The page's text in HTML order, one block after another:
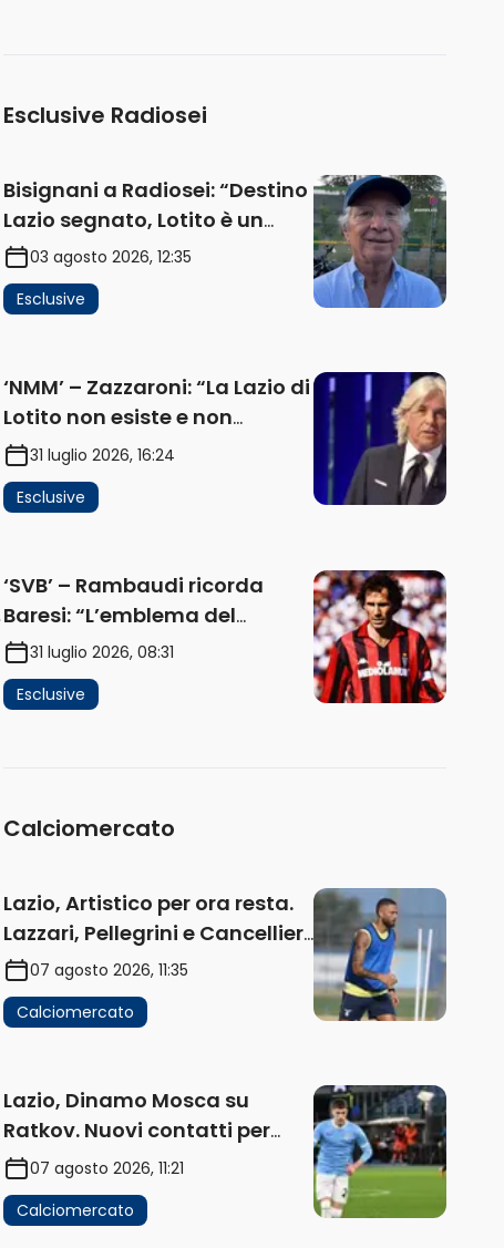
Esclusive Radiosei
Bisignani a Radiosei: “Destino
Lazio segnato, Lotito è un
problema, la chiave sono
Flaminio e politica. La
protesta e gli interessi dei
03 agosto 2026, 12:35
Esclusive
‘NMM’ – Zazzaroni: “La Lazio di
Lotito non esiste e non
funziona più. E’ ora di lasciare,
ma lui non ascolta.
Pignataro? Ho verificato…”
31 luglio 2026, 16:24
Esclusive
‘SVB’ – Rambaudi ricorda
Baresi: “L’emblema del
difensore moderno completo.
Lui è il Milan” (AUDIO)
31 luglio 2026, 08:31
Esclusive
Calciomercato
Lazio, Artistico per ora resta.
Lazzari, Pellegrini e Cancellieri
in uscita
07 agosto 2026, 11:35
Calciomercato
Lazio, Dinamo Mosca su
Ratkov. Nuovi contatti per
Pinamonti
07 agosto 2026, 11:21
Calciomercato